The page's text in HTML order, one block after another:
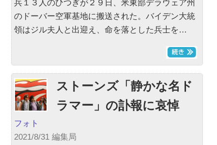
兵１３人のひつぎが２９日、米東部デラウェア州
のドーバー空軍基地に搬送された。バイデン大統
領はジル夫人と出迎え、命を落とした兵士を…
ストーンズ「静かな名ド
ラマー」の訃報に哀悼
フォト
2021/8/31 編集局